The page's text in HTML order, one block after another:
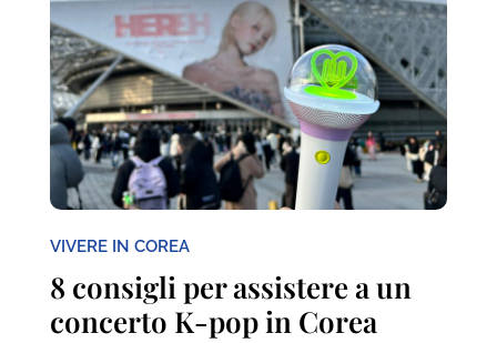
VIVERE IN COREA
8 consigli per assistere a un
concerto K-pop in Corea